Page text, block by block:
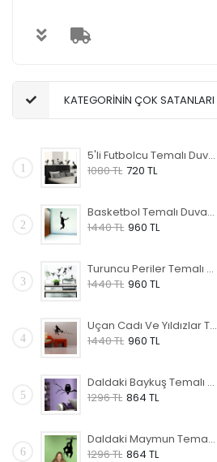
KATEGORİNİN ÇOK SATANLARI
1
5'li Futbolcu Temalı Duvar Sticker
1080 TL 720 TL
2
Basketbol Temalı Duvar Sticker
1440 TL 960 TL
3
Turuncu Periler Temalı Duvar Sticker
1440 TL 960 TL
4
Uçan Cadı Ve Yıldızlar Temalı Duvar Sticker
1440 TL 960 TL
5
Daldaki Baykuş Temalı Duvar Sticker
1296 TL 864 TL
6
Daldaki Maymun Temalı Duvar Sticker
1296 TL 864 TL